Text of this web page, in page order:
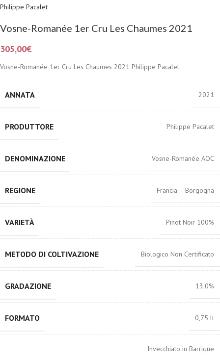
Philippe Pacalet
Vosne-Romanée 1er Cru Les Chaumes 2021
305,00€
Vosne-Romanée 1er Cru Les Chaumes 2021 Philippe Pacalet
ANNATA 2021
PRODUTTORE Philippe Pacalet
DENOMINAZIONE Vosne-Romanée AOC
REGIONE Francia – Borgogna
VARIETÀ Pinot Noir 100%
METODO DI COLTIVAZIONE Biologico Non Certificato
GRADAZIONE 13,0%
FORMATO 0,75 lt
Invecchiato in Barrique